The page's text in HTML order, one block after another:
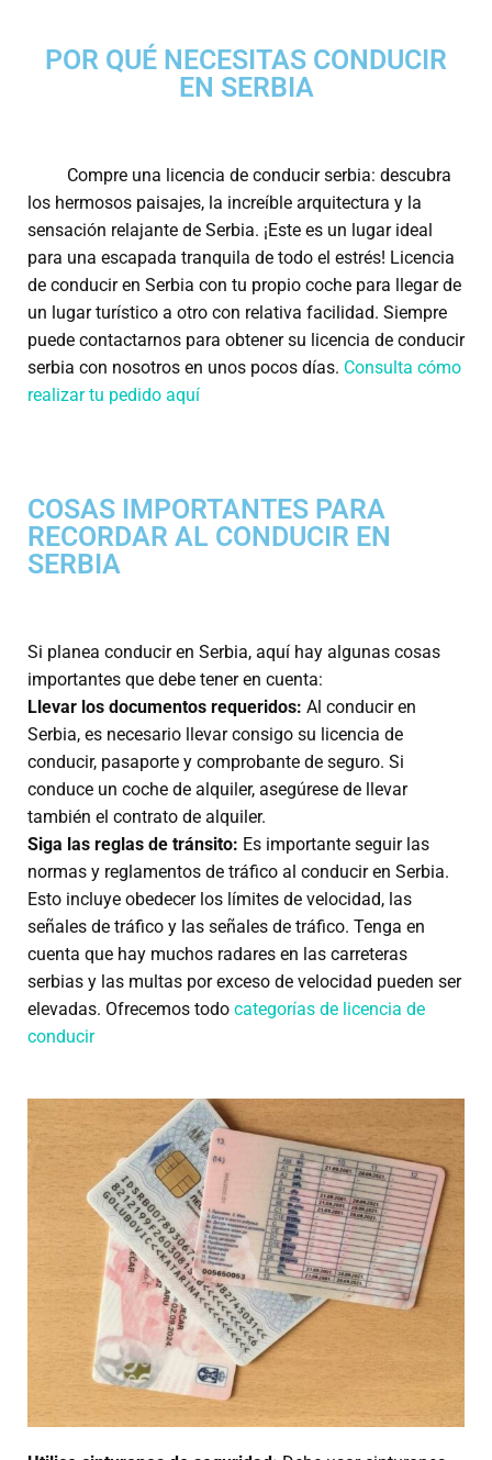
POR QUÉ NECESITAS CONDUCIR
EN SERBIA
Compre una licencia de conducir serbia: descubra
los hermosos paisajes, la increíble arquitectura y la
sensación relajante de Serbia. ¡Este es un lugar ideal
para una escapada tranquila de todo el estrés! Licencia
de conducir en Serbia con tu propio coche para llegar de
un lugar turístico a otro con relativa facilidad. Siempre
puede contactarnos para obtener su licencia de conducir
serbia con nosotros en unos pocos días. Consulta cómo
realizar tu pedido aquí
COSAS IMPORTANTES PARA
RECORDAR AL CONDUCIR EN
SERBIA
Si planea conducir en Serbia, aquí hay algunas cosas
importantes que debe tener en cuenta:
Llevar los documentos requeridos: Al conducir en
Serbia, es necesario llevar consigo su licencia de
conducir, pasaporte y comprobante de seguro. Si
conduce un coche de alquiler, asegúrese de llevar
también el contrato de alquiler.
Siga las reglas de tránsito: Es importante seguir las
normas y reglamentos de tráfico al conducir en Serbia.
Esto incluye obedecer los límites de velocidad, las
señales de tráfico y las señales de tráfico. Tenga en
cuenta que hay muchos radares en las carreteras
serbias y las multas por exceso de velocidad pueden ser
elevadas. Ofrecemos todo categorías de licencia de
conducir